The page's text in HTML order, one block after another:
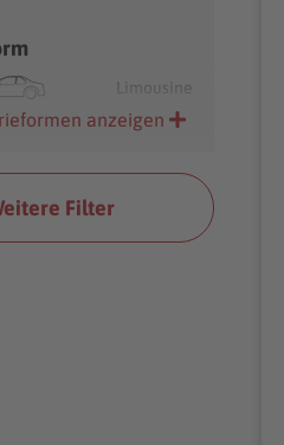
Limousine
anzeigen
Filter